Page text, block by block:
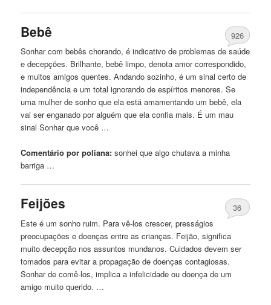
Bebê
926
Sonhar com bebês chorando, é indicativo de problemas de saúde
e decepções. Brilhante, bebê limpo, denota amor correspondido,
e muitos amigos quentes. Andando sozinho, é um sinal certo de
independência e um total ignorando de espíritos menores. Se
uma mulher de sonho que ela está amamentando um bebê, ela
vai ser enganado por alguém que ela confia mais. É um mau
sinal Sonhar que você …
Comentário por poliana: sonhei que algo chutava a minha
barriga …
Feijões
36
Este é um sonho ruim. Para vê-los crescer, presságios
preocupações e doenças entre as crianças. Feijão, significa
muito decepção nos assuntos mundanos. Cuidados devem ser
tomados para evitar a propagação de doenças contagiosas.
Sonhar de comê-los, implica a infelicidade ou doença de um
amigo muito querido. …